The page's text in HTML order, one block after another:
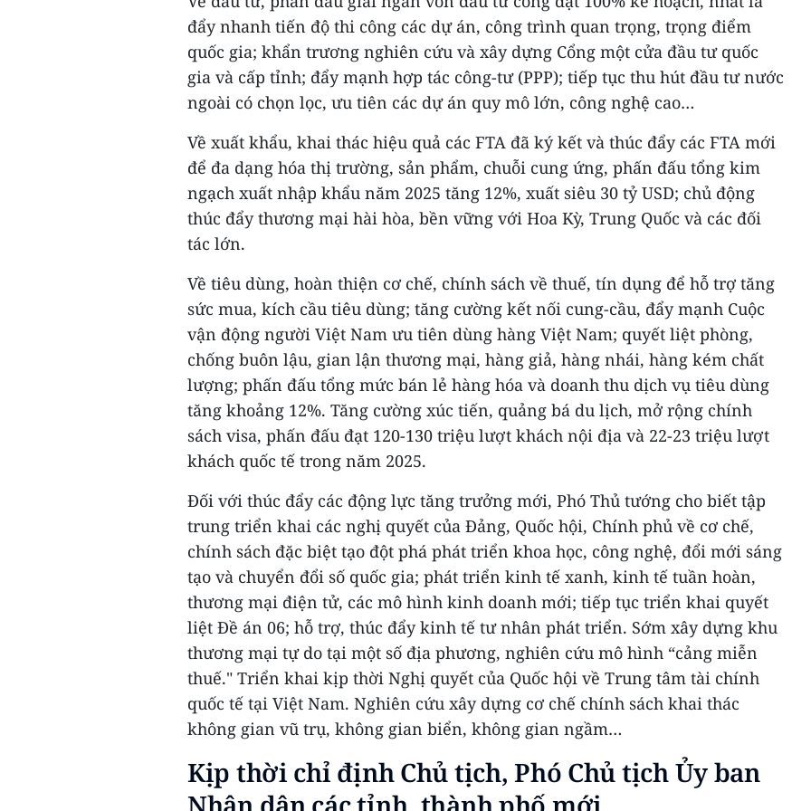
đẩy nhanh tiến độ thi công các dự án, công trình quan trọng, trọng điểm
quốc gia; khẩn trương nghiên cứu và xây dựng Cổng một cửa đầu tư quốc
gia và cấp tỉnh; đẩy mạnh hợp tác công-tư (PPP); tiếp tục thu hút đầu tư nước
ngoài có chọn lọc, ưu tiên các dự án quy mô lớn, công nghệ cao…
Về xuất khẩu, khai thác hiệu quả các FTA đã ký kết và thúc đẩy các FTA mới
để đa dạng hóa thị trường, sản phẩm, chuỗi cung ứng, phấn đấu tổng kim
ngạch xuất nhập khẩu năm 2025 tăng 12%, xuất siêu 30 tỷ USD; chủ động
thúc đẩy thương mại hài hòa, bền vững với Hoa Kỳ, Trung Quốc và các đối
tác lớn.
Về tiêu dùng, hoàn thiện cơ chế, chính sách về thuế, tín dụng để hỗ trợ tăng
sức mua, kích cầu tiêu dùng; tăng cường kết nối cung-cầu, đẩy mạnh Cuộc
vận động người Việt Nam ưu tiên dùng hàng Việt Nam; quyết liệt phòng,
chống buôn lậu, gian lận thương mại, hàng giả, hàng nhái, hàng kém chất
lượng; phấn đấu tổng mức bán lẻ hàng hóa và doanh thu dịch vụ tiêu dùng
tăng khoảng 12%. Tăng cường xúc tiến, quảng bá du lịch, mở rộng chính
sách visa, phấn đấu đạt 120-130 triệu lượt khách nội địa và 22-23 triệu lượt
khách quốc tế trong năm 2025.
Đối với thúc đẩy các động lực tăng trưởng mới, Phó Thủ tướng cho biết tập
trung triển khai các nghị quyết của Đảng, Quốc hội, Chính phủ về cơ chế,
chính sách đặc biệt tạo đột phá phát triển khoa học, công nghệ, đổi mới sáng
tạo và chuyển đổi số quốc gia; phát triển kinh tế xanh, kinh tế tuần hoàn,
thương mại điện tử, các mô hình kinh doanh mới; tiếp tục triển khai quyết
liệt Đề án 06; hỗ trợ, thúc đẩy kinh tế tư nhân phát triển. Sớm xây dựng khu
thương mại tự do tại một số địa phương, nghiên cứu mô hình “cảng miễn
thuế." Triển khai kịp thời Nghị quyết của Quốc hội về Trung tâm tài chính
quốc tế tại Việt Nam. Nghiên cứu xây dựng cơ chế chính sách khai thác
không gian vũ trụ, không gian biển, không gian ngầm…
Kịp thời chỉ định Chủ tịch, Phó Chủ tịch Ủy ban